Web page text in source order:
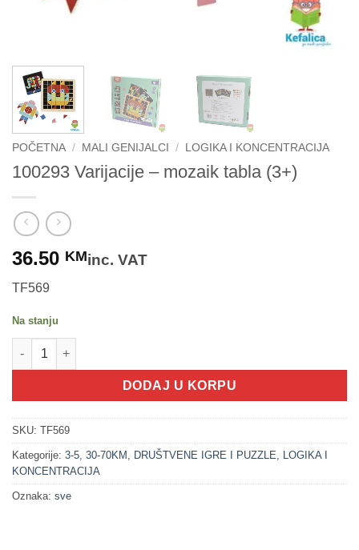
POČETNA / MALI GENIJALCI / LOGIKA I KONCENTRACIJA
100293 Varijacije – mozaik tabla (3+)
36.50 KMinc. VAT
TF569
Na stanju
100293 Varijacije - mozaik tabla (3+) količina
DODAJ U KORPU
SKU: TF569
Kategorije: 3-5 30-70KM DRUŠTVENE IGRE I PUZZLE
LOGIKA I
KONCENTRACIJA
Oznaka: sve